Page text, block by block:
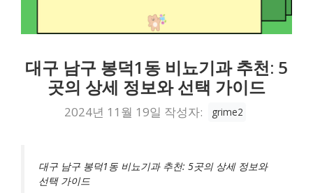
대구 남구 봉덕1동 비뇨기과 추천: 5
곳의 상세 정보와 선택 가이드
2024년 11월 19일 작성자: grime2
대구 남구 봉덕1동 비뇨기과 추천: 5곳의 상세 정보와
선택 가이드